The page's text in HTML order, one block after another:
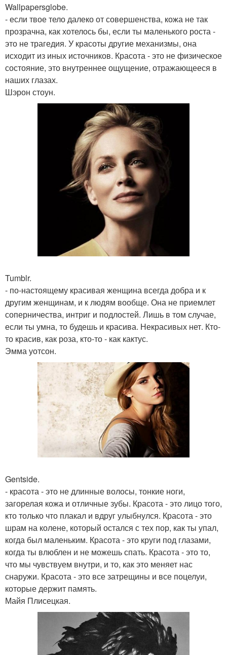
Wallpapersglobe.
- если твое тело далеко от совершенства, кожа не так
прозрачна, как хотелось бы, если ты маленького роста -
это не трагедия. У красоты другие механизмы, она
исходит из иных источников. Красота - это не физическое
состояние, это внутреннее ощущение, отражающееся в
наших глазах.
Шэрон стоун.
Tumblr.
- по-настоящему красивая женщина всегда добра и к
другим женщинам, и к людям вообще. Она не приемлет
соперничества, интриг и подлостей. Лишь в том случае,
если ты умна, то будешь и красива. Некрасивых нет. Кто-
то красив, как роза, кто-то - как кактус.
Эмма уотсон.
Gentside.
- красота - это не длинные волосы, тонкие ноги,
загорелая кожа и отличные зубы. Красота - это лицо того,
кто только что плакал и вдруг улыбнулся. Красота - это
шрам на колене, который остался с тех пор, как ты упал,
когда был маленьким. Красота - это круги под глазами,
когда ты влюблен и не можешь спать. Красота - это то,
что мы чувствуем внутри, и то, как это меняет нас
снаружи. Красота - это все затрещины и все поцелуи,
которые держит память.
Майя Плисецкая.